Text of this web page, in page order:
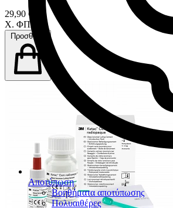
Αποτύπωση
Βοηθήματα αποτύπωσης
Πολυαιθέρες
29,90 €
Χ. ΦΠΑ
Προσθήκη